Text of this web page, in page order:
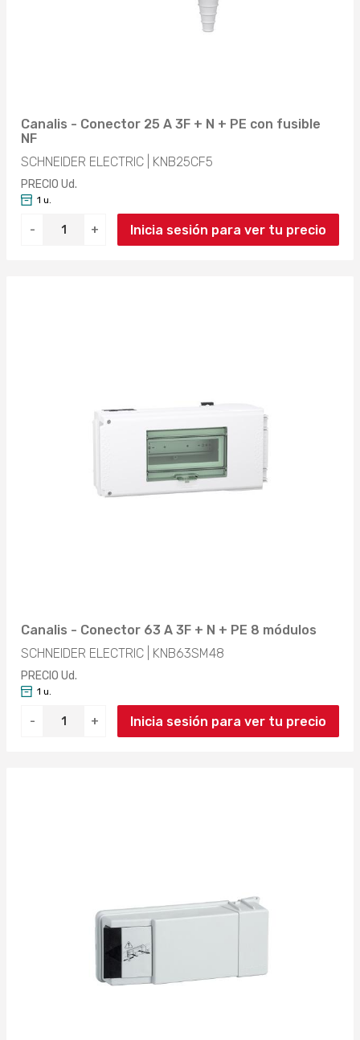
Canalis - Conector 25 A 3F + N + PE con fusible
NF
SCHNEIDER ELECTRIC | KNB25CF5
PRECIO Ud.
- +
1 u.
Inicia sesión para ver tu precio
Canalis - Conector 63 A 3F + N + PE 8 módulos
SCHNEIDER ELECTRIC | KNB63SM48
PRECIO Ud.
- +
1 u.
Inicia sesión para ver tu precio